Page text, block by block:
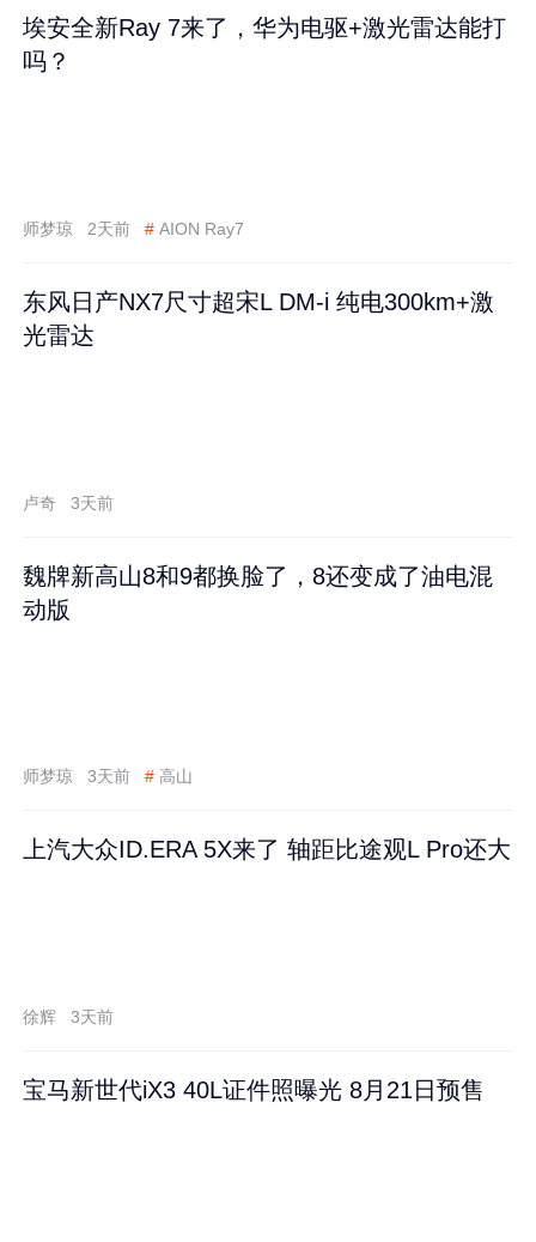
埃安全新Ray 7来了，华为电驱+激光雷达能打
吗？
师梦琼 2天前 # AION Ray7
东风日产NX7尺寸超宋L DM-i 纯电300km+激
光雷达
卢奇 3天前
魏牌新高山8和9都换脸了，8还变成了油电混
动版
师梦琼 3天前 # 高山
上汽大众ID.ERA 5X来了 轴距比途观L Pro还大
徐辉 3天前
宝马新世代iX3 40L证件照曝光 8月21日预售